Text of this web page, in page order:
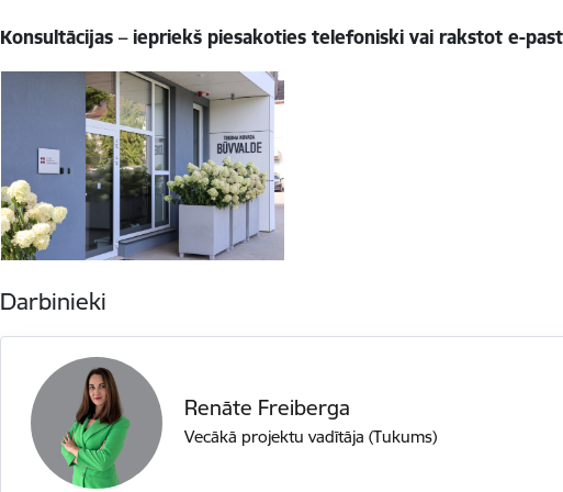
Konsultācijas – iepriekš piesakoties telefoniski vai rakstot e-
Darbinieki
Renāte Freiberga
Vecākā projektu vadītāja (Tukums)